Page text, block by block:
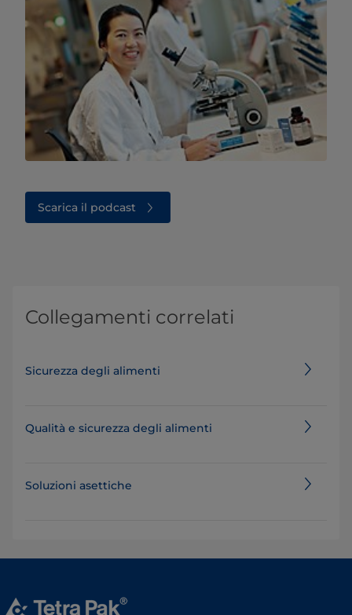
Scarica il podcast
Collegamenti correlati
Sicurezza degli alimenti
Qualità e sicurezza degli alimenti
Soluzioni asettiche